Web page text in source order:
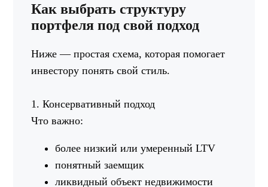
Как выбрать структуру
портфеля под свой подход
Ниже — простая схема, которая помогает
инвестору понять свой стиль.
1. Консервативный подход
Что важно:
более низкий или умеренный LTV
понятный заемщик
ликвидный объект недвижимости